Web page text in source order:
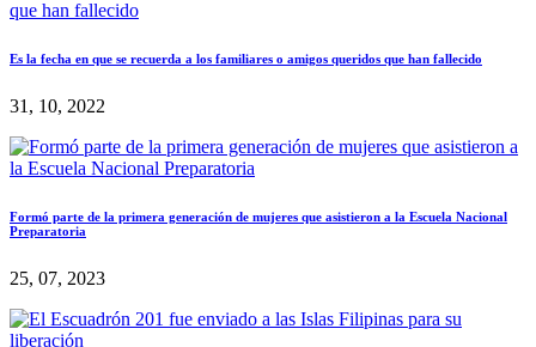
Es la fecha en que se recuerda a los familiares o amigos queridos que han fallecido
31, 10, 2022
Formó parte de la primera generación de mujeres que asistieron a la Escuela Nacional
Preparatoria
25, 07, 2023